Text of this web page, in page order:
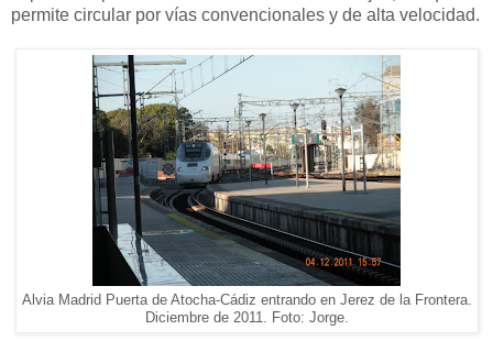
permite circular por vías convencionales y de alta velocidad.
Alvia Madrid Puerta de Atocha-Cádiz entrando en Jerez de la Frontera.
Diciembre de 2011. Foto: Jorge.